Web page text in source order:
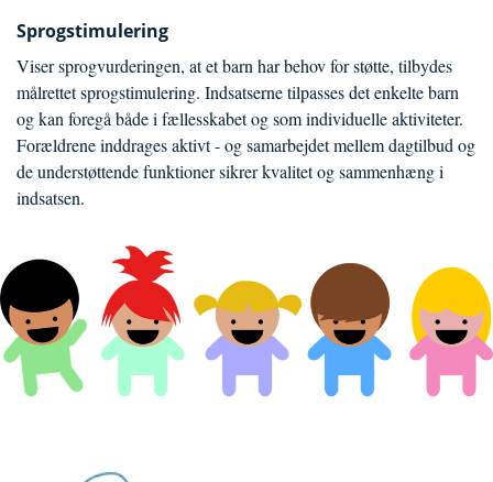
Sprogstimulering
Viser sprogvurderingen, at et barn har behov for støtte, tilbydes
målrettet sprogstimulering. Indsatserne tilpasses det enkelte barn
og kan foregå både i fællesskabet og som individuelle aktiviteter.
Forældrene inddrages aktivt - og samarbejdet mellem dagtilbud og
de understøttende funktioner sikrer kvalitet og sammenhæng i
indsatsen.